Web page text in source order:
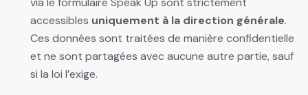
accessibles uniquement à la direction générale.
Ces données sont traitées de manière confidentielle
et ne sont partagées avec aucune autre partie, sauf
si la loi l’exige.